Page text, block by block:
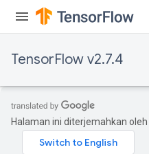
TensorFlow v2.7.4
Halaman ini diterjemahkan oleh